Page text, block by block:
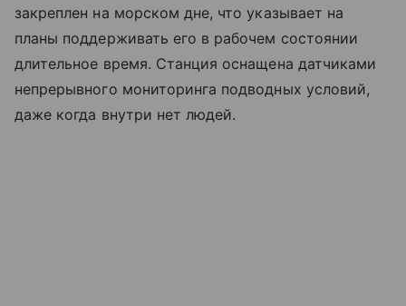
закреплен на морском дне, что указывает на
планы поддерживать его в рабочем состоянии
длительное время. Станция оснащена датчиками
непрерывного мониторинга подводных условий,
даже когда внутри нет людей.